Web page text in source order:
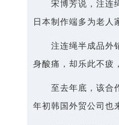
宋博芳说，注连绳
日本制作端多为老人
注连绳半成品外销
身酸痛，却乐此不疲
至去年底，该合作
年初韩国外贸公司也